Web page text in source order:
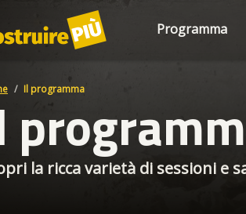
Programma
Il programma
la ricca varietà di sessioni e